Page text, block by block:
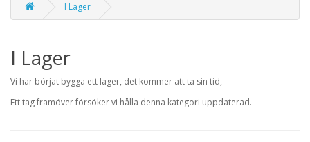
I Lager
I Lager
Vi har börjat bygga ett lager, det kommer att ta sin tid,
Ett tag framöver försöker vi hålla denna kategori uppdaterad.